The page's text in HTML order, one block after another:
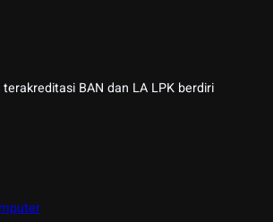
BAN dan LA LPK berdiri